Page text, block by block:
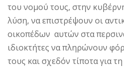
του νομού τους, στην
λύση, να επιστρέψουν οι
οικοπέδων αυτών στα
ιδιοκτήτες να πληρώνουν
τους και σχεδόν τίποτα για